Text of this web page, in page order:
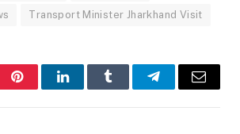
Transport Minister Jharkhand Visit
PinterestLinkedInTumblr TelegramEmail